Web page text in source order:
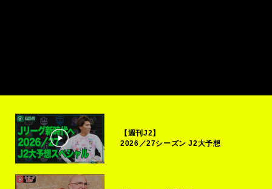
【週刊J2】
2026／27シーズン J2大予想